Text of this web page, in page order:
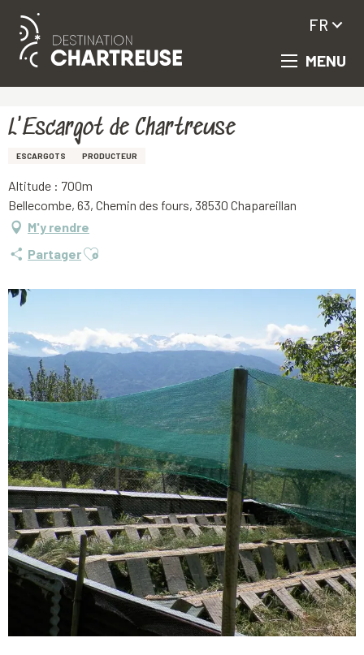
Aller
principal
MENU
FR
L'Escargot de Chartreuse
ESCARGOTS PRODUCTEUR
Altitude : 700m
Bellecombe, 63, Chemin des fours, 38530 Chapareillan
M'y rendre
PartagerAjouter aux favoris